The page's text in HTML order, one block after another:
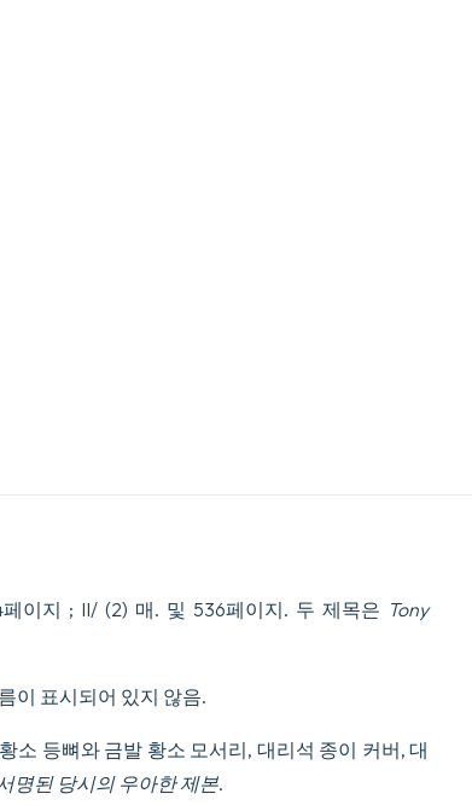
이지 ; II/ (2) 매. 및 536페이지. 두 제목은 Tony
이 표시되어 있지 않음.
소 등뼈와 금발 황소 모서리, 대리석 종이 커버, 대
명된 당시의 우아한 제본.